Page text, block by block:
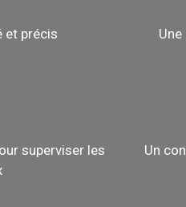
et précis
superviser les
Un